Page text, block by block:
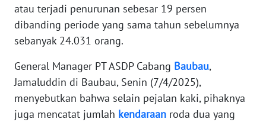
atau terjadi penurunan sebesar 19 persen
dibanding periode yang sama tahun sebelumnya
sebanyak 24.031 orang.
General Manager PT ASDP Cabang Baubau,
Jamaluddin di Baubau, Senin (7/4/2025),
menyebutkan bahwa selain pejalan kaki, pihaknya
juga mencatat jumlah kendaraan roda dua yang
Wahana
News
Regional
WN
SUMUT
WN